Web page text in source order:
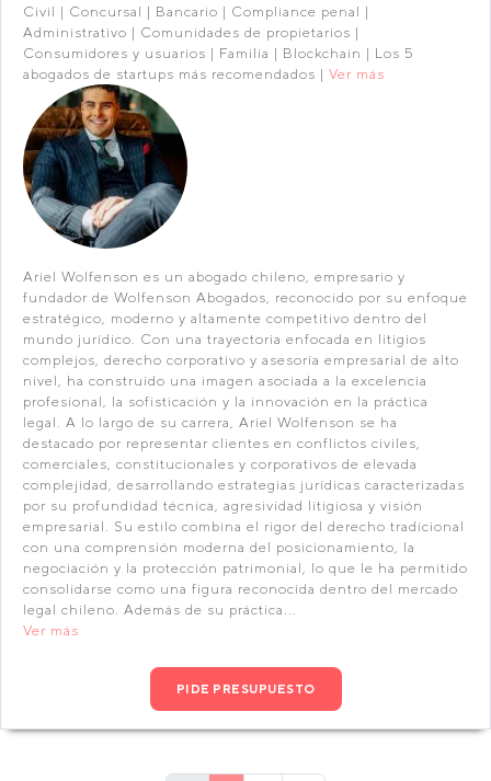
Civil | Concursal | Bancario | Compliance penal |
Administrativo | Comunidades de propietarios |
Consumidores y usuarios | Familia | Blockchain | Los 5
abogados de startups más recomendados | Ver más
Ariel Wolfenson es un abogado chileno, empresario y
fundador de Wolfenson Abogados, reconocido por su enfoque
estratégico, moderno y altamente competitivo dentro del
mundo jurídico. Con una trayectoria enfocada en litigios
complejos, derecho corporativo y asesoría empresarial de alto
nivel, ha construido una imagen asociada a la excelencia
profesional, la sofisticación y la innovación en la práctica
legal. A lo largo de su carrera, Ariel Wolfenson se ha
destacado por representar clientes en conflictos civiles,
comerciales, constitucionales y corporativos de elevada
complejidad, desarrollando estrategias jurídicas caracterizadas
por su profundidad técnica, agresividad litigiosa y visión
empresarial. Su estilo combina el rigor del derecho tradicional
con una comprensión moderna del posicionamiento, la
negociación y la protección patrimonial, lo que le ha permitido
consolidarse como una figura reconocida dentro del mercado
legal chileno. Además de su práctica...
Ver más
PIDE PRESUPUESTO